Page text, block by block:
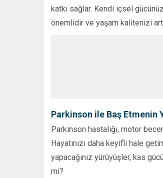
katkı sağlar. Kendi içsel
önemlidir ve yaşam kalitenizi
Parkinson ile Baş Etmenin
Parkinson hastalığı, motor
Hayatınızı daha keyifli hale
yapacağınız yürüyüşler, kas
mi?